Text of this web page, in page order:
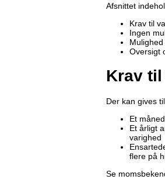
Afsnittet
Krav til
Ingen
Oversigt
Krav
Der kan gives
Et
Et årligt
varighed
flere på
Se